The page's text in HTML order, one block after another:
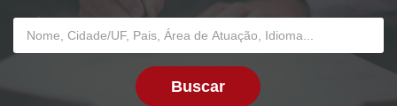
Buscar